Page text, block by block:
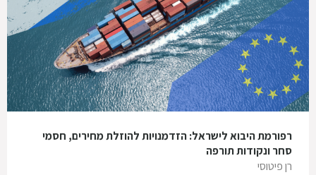
רפורמת היבוא לישראל: הזדמנויות להוזלת מחירים, חסמי
סחר ונקודות תורפה
רן פיטוסי